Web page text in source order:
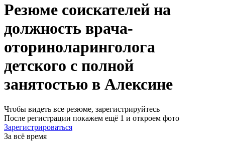
Резюме соискателей на
должность врача-
оториноларинголога
детского с полной
занятостью в Алексине
Чтобы видеть все резюме, зарегистрируйтесь
После регистрации покажем ещё 1 и откроем фото
Зарегистрироваться
За всё время